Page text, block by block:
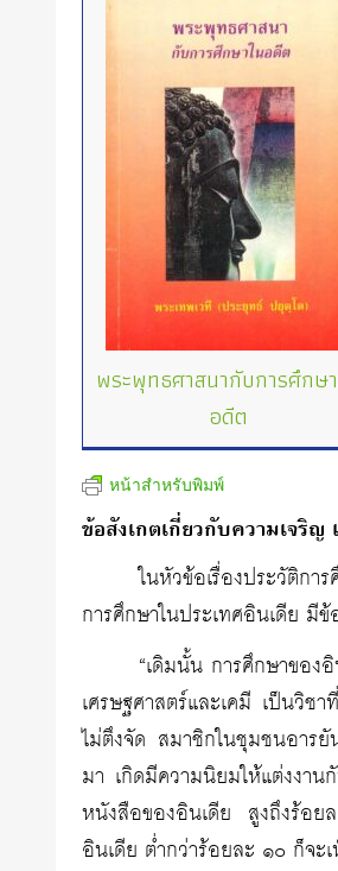
พระพุทธศาสนากับการศึกษ
อดีต
หน้าสำหรับพิมพ์
ข้อสังเกตเกี่ยวกับความเจริ
ในหัวข้อเรื่องประวัติกา
การศึกษาในประเทศอินเดีย
“เดิมนั้น การศึกษาของ
เศรษฐศาสตร์และเคมี เป็นวิ
ไม่ตึงจัด สมาชิกในชุมชนอาร
มา เกิดมีความนิยมให้แต่งงาน
หนังสือของอินเดีย สูงถึงร้อ
อินเดีย ต่ำกว่าร้อยละ ๑๐ ก็จะ